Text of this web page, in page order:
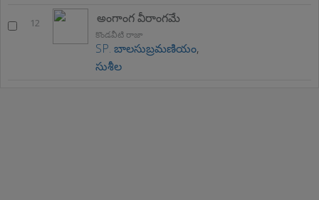
12 అంగాంగ వీరాంగమే
కొండవీటి రాజా
SP. బాలసుబ్రమణియం,
సుశీల